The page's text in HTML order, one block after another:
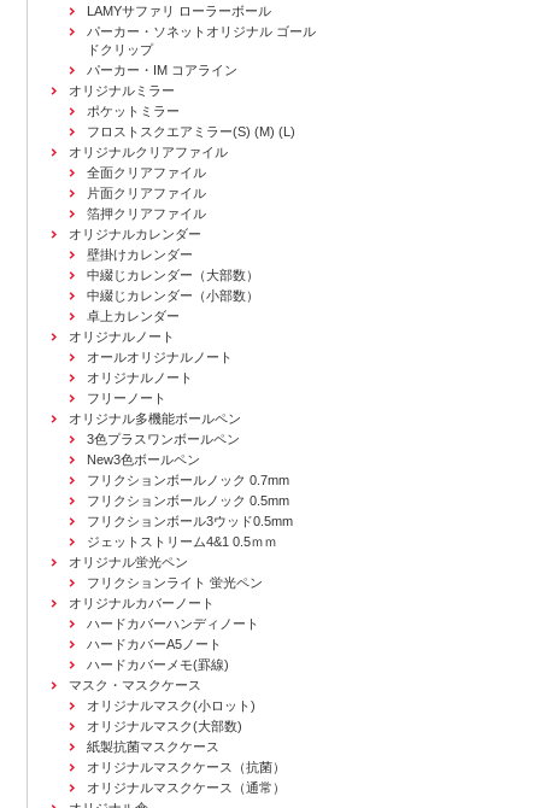
LAMYサファリ ローラーボール
パーカー・ソネットオリジナル ゴール
ドクリップ
パーカー・IM コアライン
オリジナルミラー
ポケットミラー
フロストスクエアミラー(S) (M) (L)
オリジナルクリアファイル
全面クリアファイル
片面クリアファイル
箔押クリアファイル
オリジナルカレンダー
壁掛けカレンダー
中綴じカレンダー（大部数）
中綴じカレンダー（小部数）
卓上カレンダー
オリジナルノート
オールオリジナルノート
オリジナルノート
フリーノート
オリジナル多機能ボールペン
3色プラスワンボールペン
New3色ボールペン
フリクションボールノック 0.7mm
フリクションボールノック 0.5mm
フリクションボール3ウッド0.5mm
ジェットストリーム4&1 0.5ｍｍ
オリジナル蛍光ペン
フリクションライト 蛍光ペン
オリジナルカバーノート
ハードカバーハンディノート
ハードカバーA5ノート
ハードカバーメモ(罫線)
マスク・マスクケース
オリジナルマスク(小ロット)
オリジナルマスク(大部数)
紙製抗菌マスクケース
オリジナルマスクケース（抗菌）
オリジナルマスクケース（通常）